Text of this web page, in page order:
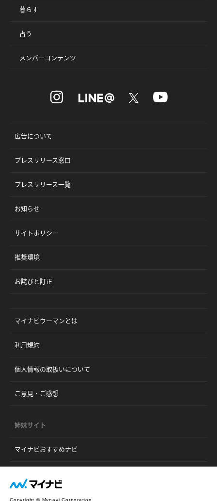
暮らす
占う
メンバーコンテンツ
広告について
プレスリリース窓口
プレスリリース一覧
お知らせ
サイトポリシー
推奨環境
お詫びと訂正
マイナビウーマンとは
利用規約
個人情報の取扱いについて
ご意見・ご感想
姉妹サイト
マイナビおすすめナビ